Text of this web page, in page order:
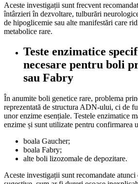
Aceste investigații sunt frecvent
întârzieri în dezvoltare, tulburări
de hipoglicemie sau alte manifestări care
metabolice rare.
Teste enzimatice
necesare pentru boli
sau Fabry
În anumite boli genetice rare, problema
reprezentată de structura ADN-ului, ci de
unor enzime esențiale. Testele enzimatice
enzime și sunt utilizate pentru confirmarea
boala Gaucher;
boala Fabry;
alte boli lizozomale de depozitare.
Aceste investigații sunt recomandate